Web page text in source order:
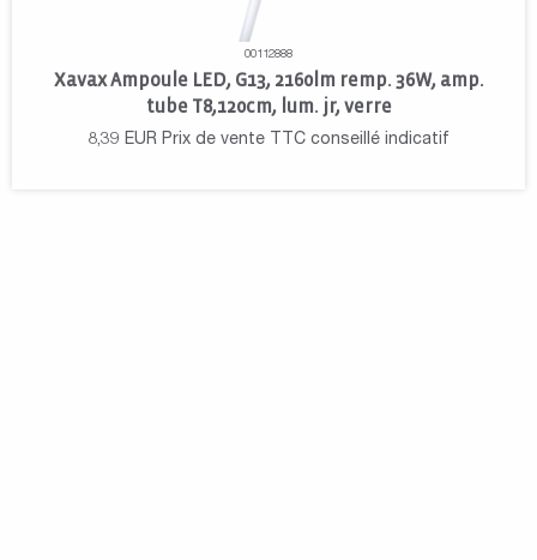
00112888
Xavax Ampoule LED, G13, 2160lm remp. 36W, amp.
tube T8,120cm, lum. jr, verre
8,39 EUR Prix de vente TTC conseillé indicatif